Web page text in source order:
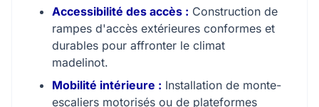
Accessibilité des accès : Construction de
rampes d'accès extérieures conformes et
durables pour affronter le climat
madelinot.
Mobilité intérieure : Installation de monte-
escaliers motorisés ou de plateformes